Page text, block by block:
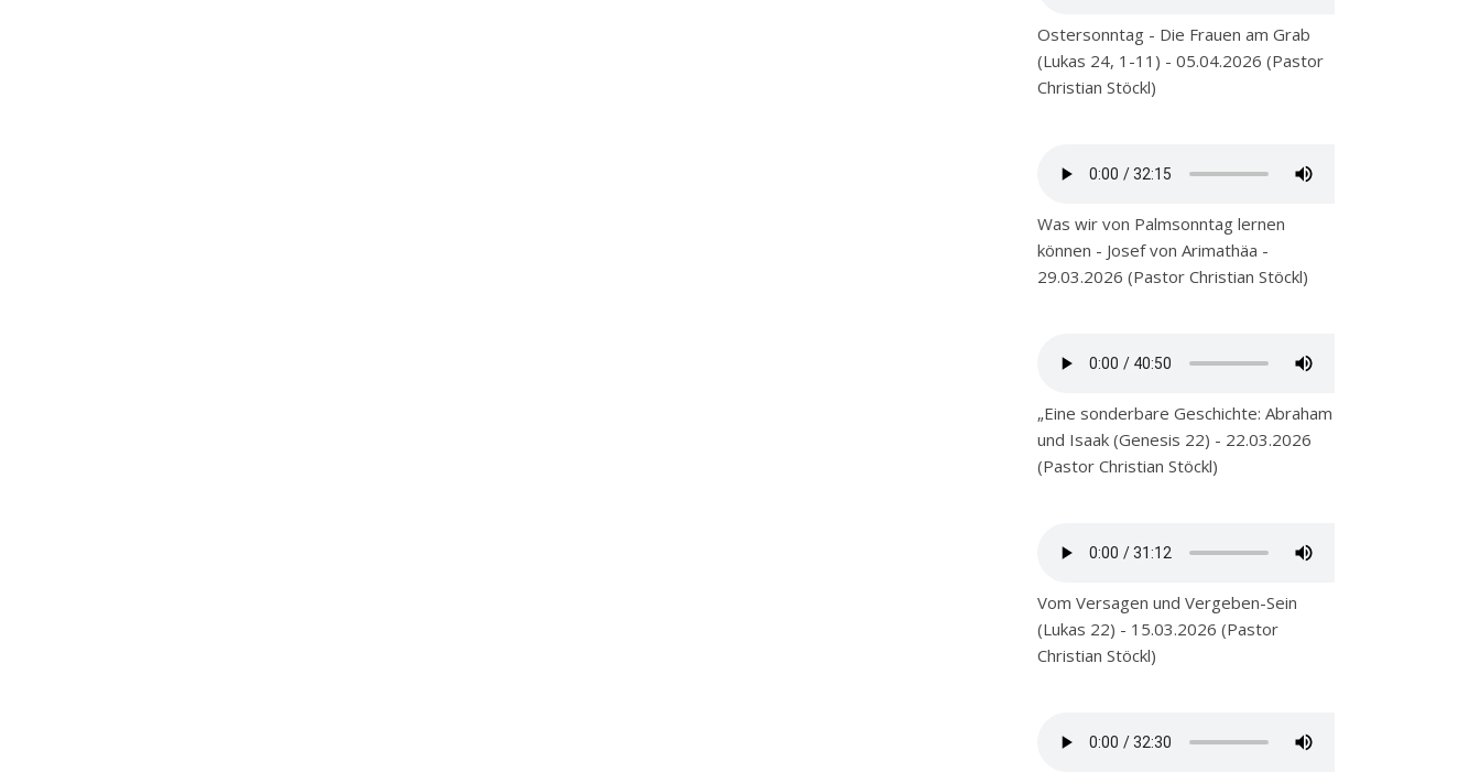
Ostersonntag - Die Frauen am Grab
(Lukas 24, 1-11) - 05.04.2026 (Pastor
Christian Stöckl)
Was wir von Palmsonntag lernen
können - Josef von Arimathäa -
29.03.2026 (Pastor Christian Stöckl)
„Eine sonderbare Geschichte: Abraham
und Isaak (Genesis 22) - 22.03.2026
(Pastor Christian Stöckl)
Vom Versagen und Vergeben-Sein
(Lukas 22) - 15.03.2026 (Pastor
Christian Stöckl)